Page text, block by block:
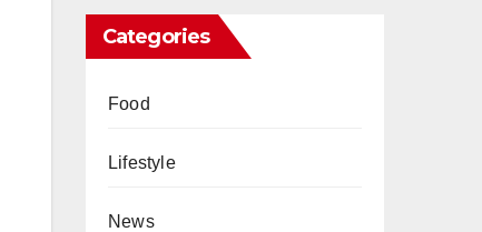
Categories
Food
Lifestyle
News